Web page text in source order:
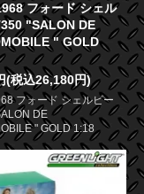
フォード シェル
"SALON DE
" GOLD
(税込26,180円)
フォード シェルビー
DE
" GOLD 1:18